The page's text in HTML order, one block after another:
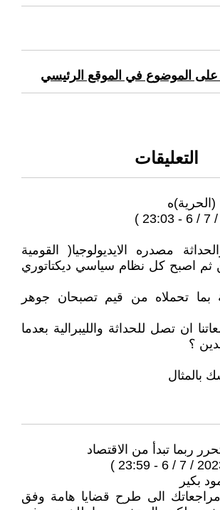
على الموضوع في الموقع الرئيسي
التعليقات
مصدره الايديولوجيا( القومية
ثم اصبح كل نظام سياسي ديكتاتوري
بما تحملاه من قيم تصبحان جوهر
ان تصل للحداثة والليبرالية بعدما
؟
بالمثال
بكير
مراجعاتك الى طرح قضايا هامة وفق